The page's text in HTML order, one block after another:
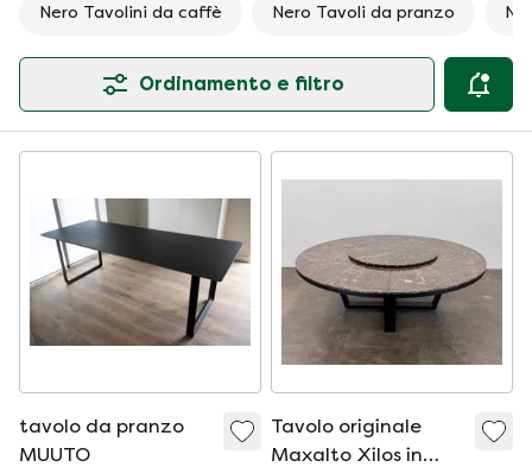
Nero Tavolini da caffè Nero Tavoli da pranzo
Ordinamento e filtro
tavolo da pranzo
MUUTO
Tavolo originale
Maxalto Xilos in